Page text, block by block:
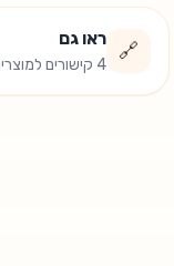
🔗
ראו גם
4 קישורים למוצרים ומדריכים